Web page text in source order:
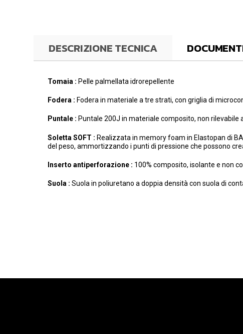
DESCRIZIONE TECNICA
Tomaia : Pelle palmellata idrorepellente
Fodera : Fodera in materiale a tre strati, con griglia di
Puntale : Puntale 200J in materiale composito, non
Soletta SOFT : Realizzata in memory foam in Elastopan di
del peso, ammortizzando i punti di pressione che possono
Inserto antiperforazione : 100% composito, isolante e non
Suola : Suola in poliuretano a doppia densità con suola di